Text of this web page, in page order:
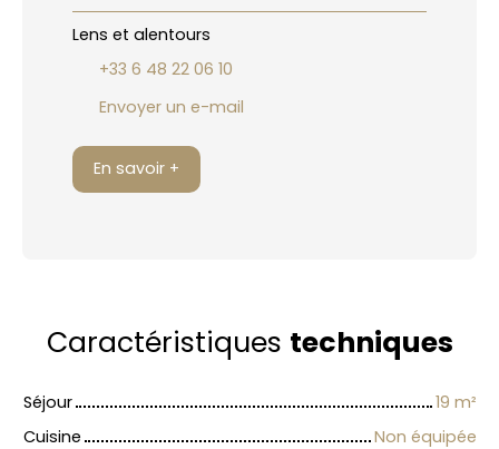
Lens et alentours
+33 6 48 22 06 10
Envoyer un e-mail
En savoir +
Caractéristiques techniques
Séjour 19 m²
Cuisine
Non équipée